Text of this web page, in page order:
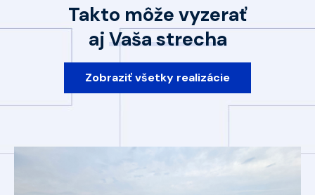
Takto môže vyzerať
aj Vaša strecha
Zobraziť všetky realizácie